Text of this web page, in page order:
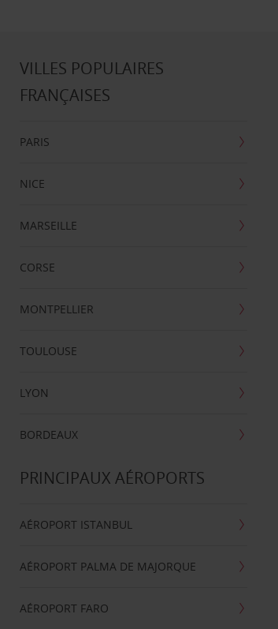
VILLES POPULAIRES
FRANÇAISES
PARIS
NICE
MARSEILLE
CORSE
MONTPELLIER
TOULOUSE
LYON
BORDEAUX
PRINCIPAUX AÉROPORTS
AÉROPORT ISTANBUL
AÉROPORT PALMA DE MAJORQUE
AÉROPORT FARO